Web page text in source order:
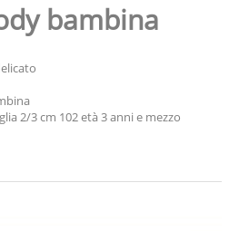
bambina
2/3 cm 102 età 3 anni e mezzo